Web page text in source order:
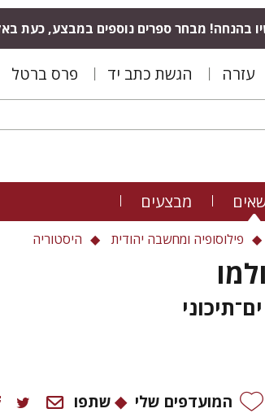
בהנחה! מבחר ספרים נוספים במבצע, כעת
עזרה הגשת כתב יד פרס ברטל
מבצעים
פילוסופיה ומחשבה יהודית היסטוריה
המועדפים שלי שתפו